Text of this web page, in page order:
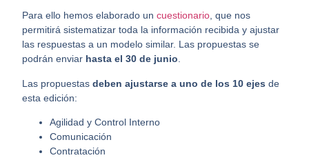
Para ello hemos elaborado uncuestionario, que nos
permitirá sistematizar toda la información recibida y ajustar
las respuestas a un modelo similar. Las propuestas se
podrán enviar hasta el 30 de junio.
Las propuestasdeben ajustarse a uno de los 10 ejes de
esta edición:
Agilidad y Control Interno
Comunicación
Contratación